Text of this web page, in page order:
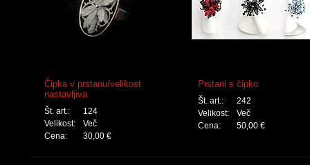
Čipka v prstanu/velikost
nastavljiva
Št. art.:
124
Velikost:
Več
Cena:
30,00 €
Prstani s čipko
Št. art.:
242
Velikost:
Več
Cena:
50,00 €